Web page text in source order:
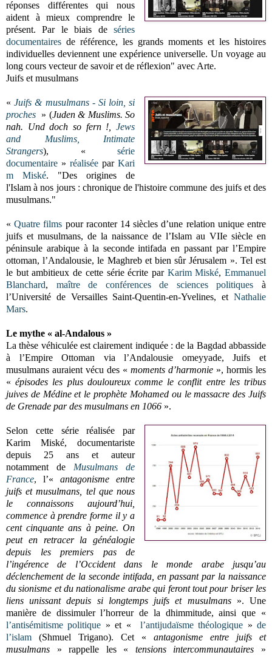
réponses différentes qui nous
aident à mieux comprendre le
présent. Par le biais deséries
documentaires de référence, les grands moments et les histoires
individuelles deviennent une expérience universelle. Un voyage au
long cours vecteur de savoir et de réflexion" avec Arte.
Juifs et musulmans
«Juifs & musulmans - Si loin, si
proches » (Juden & Muslims. So
nah. Und doch so fern !,Jews
and Muslims, Intimate
Strangers), «série
documentaire »réalisée parKari
m Miské. "Des origines de
l'Islam à nos jours : chronique de l'histoire commune des juifs et des
musulmans."
«Quatre films pour raconter 14 siècles d’une relation unique entre
juifs et musulmans, de la naissance de l’Islam au VIIe siècle en
péninsule arabique à la seconde intifada en passant par l’Empire
ottoman, l’Andalousie, le Maghreb et bien sûr Jérusalem ». Tel est
le but ambitieux de cette série écrite par Karim Miské,Emmanuel
Blanchard, maître de conférences de sciences politiques à
l’Université de Versailles Saint-Quentin-en-Yvelines, et Nathalie
Mars.
Le mythe « al-Andalous »
La thèse véhiculée est clairement indiquée : de la Bagdad abbasside
à l’Empire Ottoman via l’Andalousie omeyyade, Juifs et
musulmans auraient vécu des « moments d’harmonie », hormis les
«épisodes les plus douloureux comme le conflit entre les tribus
juives de Médine et le prophète Mohamed ou le massacre des Juifs
de Grenade par des musulmans en 1066 ».
Selon cette série réalisée par
Karim Miské, documentariste
depuis 25 ans et auteur
notamment de Musulmans de
France, l’«antagonisme entre
juifs et musulmans, tel que nous
le connaissons aujourd’hui,
commence à prendre forme il y a
cent cinquante ans à peine. On
peut en retracer la généalogie
depuis les premiers pas de
l’ingérence de l’Occident dans le monde arabe jusqu’au
déclenchement de la seconde intifada, en passant par la naissance
du sionisme et du nationalisme arabe qui feront tout pour briser les
liens unissant depuis si longtemps juifs et musulmans». Une
manière de dissimuler l’horreur de la dhimmitude, ainsi que «
l’antisémitisme politique » et « l’antijudaïsme théologique »de
l’islam (Shmuel Trigano). Cet « antagonisme entre juifs et
musulmans » rappelle les « tensions intercommunautaires »